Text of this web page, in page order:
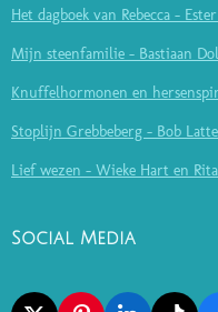
Het dagboek van Rebecca -
Mijn steenfamilie - Bastiaan
Knuffelhormonen en
Stoplijn Grebbeberg - Bob
Lief wezen - Wieke Hart en
Social Media